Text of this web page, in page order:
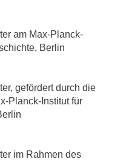
am Max-Planck-
Berlin
gefördert durch die
Planck-Institut für
im Rahmen des